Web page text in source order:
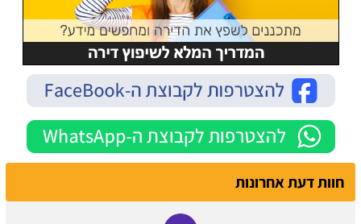
חוות דעת אחרונות